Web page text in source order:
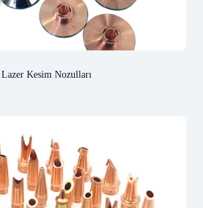
Lazer Kesim Nozulları